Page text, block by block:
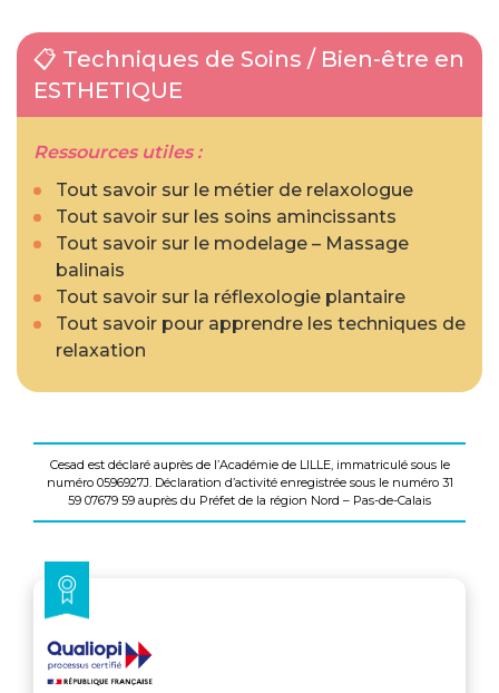
📋 Techniques de Soins / Bien-être en
ESTHETIQUE
Ressources utiles :
Tout savoir sur le métier de relaxologue
Tout savoir sur les soins amincissants
Tout savoir sur le modelage – Massage
balinais
Tout savoir sur la réflexologie plantaire
Tout savoir pour apprendre les techniques de
relaxation
Cesad est déclaré auprès de l’Académie de LILLE, immatriculé sous le
numéro 0596927J. Déclaration d’activité enregistrée sous le numéro 31
59 07679 59 auprès du Préfet de la région Nord – Pas-de-Calais